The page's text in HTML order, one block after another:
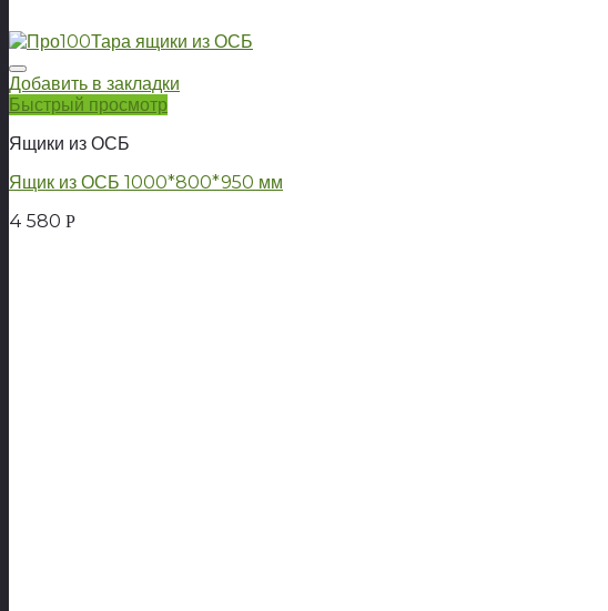
Добавить в закладки
Быстрый просмотр
Ящики из ОСБ
Ящик из ОСБ 1000*800*950 мм
4 580 Р